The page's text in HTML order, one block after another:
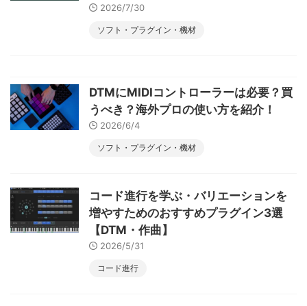
2026/7/30
ソフト・プラグイン・機材
DTMにMIDIコントローラーは必要？買
うべき？海外プロの使い方を紹介！
2026/6/4
ソフト・プラグイン・機材
コード進行を学ぶ・バリエーションを
増やすためのおすすめプラグイン3選
【DTM・作曲】
2026/5/31
コード進行